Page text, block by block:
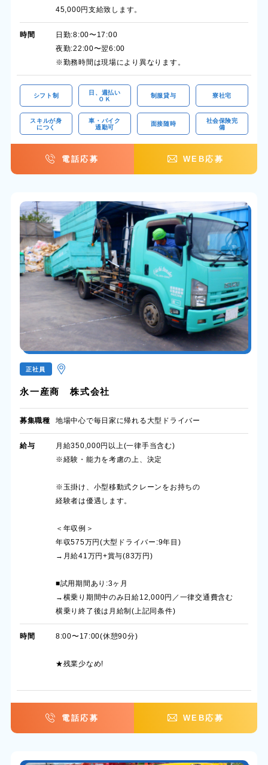
45,000円支給致します。
時間
日勤:8:00〜17:00
夜勤:22:00〜翌6:00
※勤務時間は現場により異なります。
シフト制
日、週払い
ＯＫ
制服貸与 寮社宅
スキルが身
につく
車・バイク
通勤可
面接随時
社会保険完
備
電話応募 WEB応募
正社員
永一産商 株式会社
募集職種 地場中心で毎日家に帰れる大型ドライバー
給与
月給350,000円以上(一律手当含む)
※経験・能力を考慮の上、決定
※玉掛け、小型移動式クレーンをお持ちの
経験者は優遇します。
＜年収例＞
年収575万円(大型ドライバー:9年目)
→月給41万円+賞与(83万円)
■試用期間あり:3ヶ月
→横乗り期間中のみ日給12,000円／一律交通費含む
横乗り終了後は月給制(上記同条件)
時間 8:00〜17:00(休憩90分)
★残業少なめ!
電話応募 WEB応募